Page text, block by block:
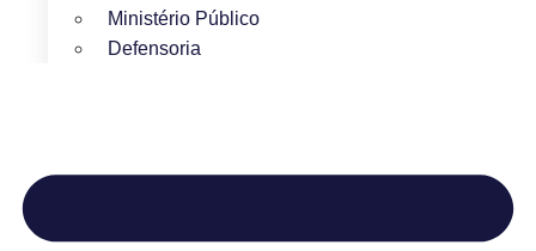
Ministério Público
Defensoria